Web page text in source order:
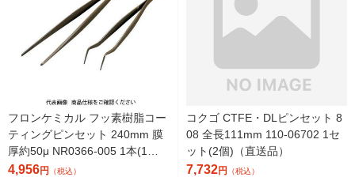
フロンケミカル フッ素樹脂コー
ティングピンセット 240mm 膜
厚約50μ NR0366-005 1本(1個)
835-8598（直送品）
4,956円 （税込）
コクゴ CTFE・DLピンセット 8
08 全長111mm 110-06702 1セ
ット(2個)（直送品）
7,732円 （税込）